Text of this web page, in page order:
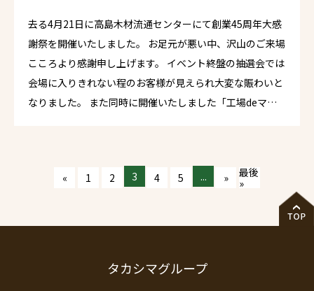
去る4月21日に高島木材流通センターにて創業45周年大感
謝祭を開催いたしました。 お足元が悪い中、沢山のご来場
こころより感謝申し上げます。 イベント終盤の抽選会では
会場に入りきれない程のお客様が見えられ大変な賑わいと
なりました。 また同時に開催いたしました「工場deマル
タカシマグループは地域密着でお客様に喜んでいただける
ような会社であり続けてまいります。どうぞよろしくお願
« 1 2 3 4 5 ... »
最後
»
タカシマグループ